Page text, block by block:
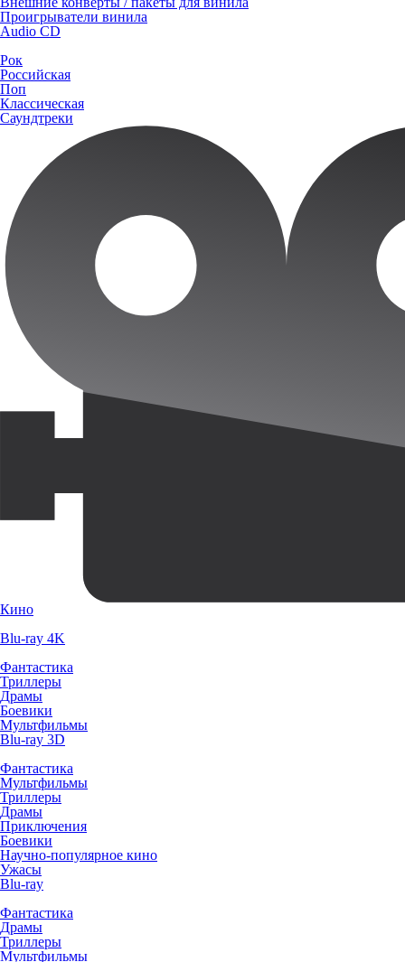
Проигрыватели винила
Audio CD
Рок
Российская
Поп
Классическая
Саундтреки
Кино
Blu-ray 4K
Фантастика
Триллеры
Драмы
Боевики
Мультфильмы
Blu-ray 3D
Фантастика
Мультфильмы
Триллеры
Драмы
Приключения
Боевики
Научно-популярное кино
Ужасы
Blu-ray
Фантастика
Драмы
Триллеры
Мультфильмы